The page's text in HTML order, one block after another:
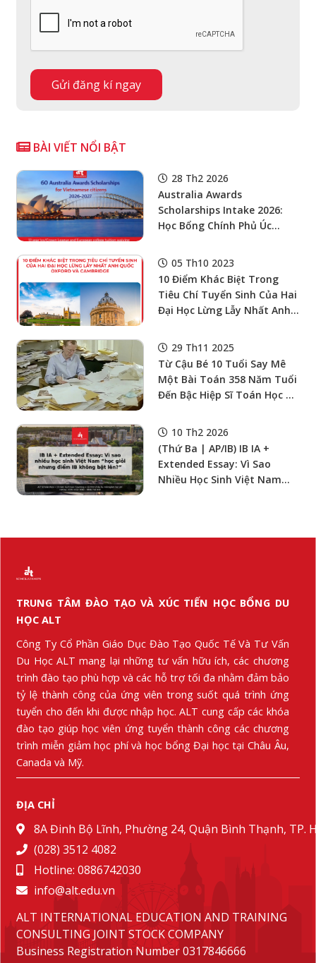
BÀI VIẾT NỔI BẬT
28 Th2 2026
Australia Awards
Scholarships Intake 2026:
Học Bổng Chính Phủ Úc
Ứng Viên Việt Nam
05 Th10 2023
10 Điểm Khác Biệt Trong
Tiêu Chí Tuyển Sinh Của Hai
Đại Học Lừng Lẫy Nhất Anh
Cambridge
29 Th11 2025
Từ Cậu Bé 10 Tuổi Say Mê
Một Bài Toán 358 Năm Tuổi
Đến Bậc Hiệp Sĩ Toán Học –
Giấc Mơ Học Tập Có Thể Đi
Xa Đến Đâu
10 Th2 2026
(Thứ Ba | AP/IB) IB IA +
Extended Essay: Vì Sao
Nhiều Học Sinh Việt Nam
Rubric + Timeline Để IA/EE
TRUNG TÂM ĐÀO TẠO VÀ XÚC TIẾN HỌC BỔNG DU
HỌC ALT
Công Ty Cổ Phần Giáo Dục Đào Tạo Quốc Tế Và Tư Vấn
Du Học ALT mang lại những tư vấn hữu ích, các chương
trình đào tạo phù hợp và các hỗ trợ tối đa nhằm đảm bảo
tỷ lệ thành công của ứng viên trong suốt quá trình ứng
tuyển cho đến khi được nhập học. ALT cung cấp các khóa
đào tạo giúp học viên ứng tuyển thành công các chương
trình miễn giảm học phí và học bổng Đại học tại Châu Âu,
Canada và Mỹ.
ĐỊA CHỈ
8A Đinh Bộ Lĩnh, Phường 24, Quận Bình Thạnh, TP.
(028) 3512 4082
Hotline: 0886742030
info@alt.edu.vn
ALT INTERNATIONAL EDUCATION AND TRAINING
CONSULTING JOINT STOCK COMPANY
Business Registration Number 0317846666